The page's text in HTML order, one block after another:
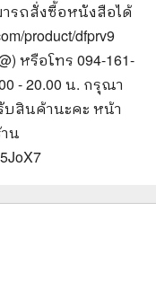
ารถสั่งซื้อหนังสือได้
product/dfprv9
หรือโทร 094-161-
- 20.00 น. กรุณา
บสินค้านะคะ หน้า
น